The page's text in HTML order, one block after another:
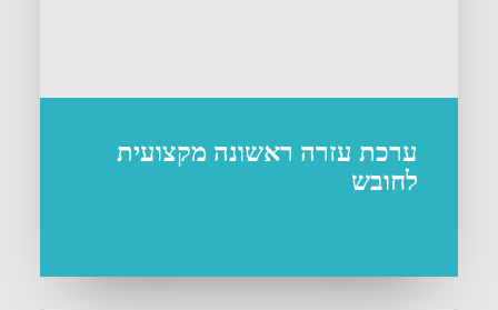
ערכת עזרה ראשונה מקצועית
לחובש